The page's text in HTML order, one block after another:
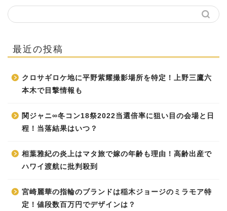
最近の投稿
クロサギロケ地に平野紫耀撮影場所を特定！上野三鷹六
本木で目撃情報も
関ジャニ∞冬コン18祭2022当選倍率に狙い目の会場と日
程！当落結果はいつ？
相葉雅紀の炎上はマタ旅で嫁の年齢も理由！高齢出産で
ハワイ渡航に批判殺到
宮崎麗華の指輪のブランドは稲木ジョージのミラモア特
定！値段数百万円でデザインは？